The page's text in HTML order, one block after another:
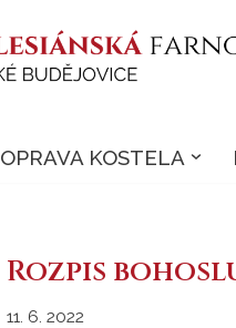
OPRAVA KOSTELA
Rozpis
11. 6. 2022